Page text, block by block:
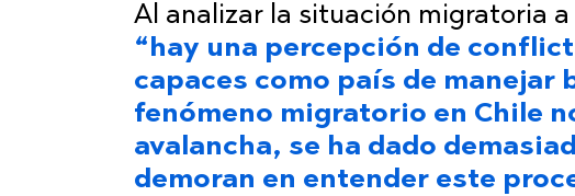
Al analizar la situación migratoria
“hay una percepción de
capaces como país de
fenómeno migratorio en Chile
avalancha, se ha dado
demoran en entender este